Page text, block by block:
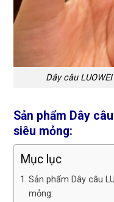
Dây câu
Sản phẩm Dây
siêu mỏng:
Mục lục
Sản phẩm Dây câu
mỏng: